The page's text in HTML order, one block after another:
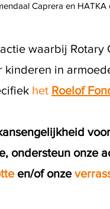
Caprera en
waarbij
kinderen in
het Roelof
ondersteun onze
en/of onze